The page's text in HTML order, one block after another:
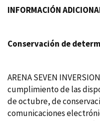
INFORMACIÓN
Conservación de
ARENA SEVEN
cumplimiento de las
de octubre, de
comunicaciones